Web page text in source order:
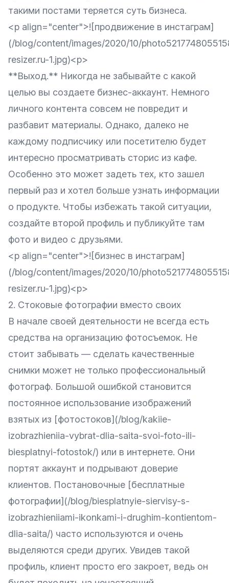
такими постами теряется суть бизнеса.
<p align="center">![продвижение в инстаграм]
(/blog/content/images/2020/10/
resizer.ru-1.jpg)<p>
**Выход.** Никогда не забывайте с какой
целью вы создаете бизнес-аккаунт. Немного
личного контента совсем не повредит и
разбавит материалы. Однако, далеко не
каждому подписчику или посетителю будет
интересно просматривать сторис из кафе.
Особенно это может задеть тех, кто зашел
первый раз и хотел больше узнать информации
о продукте. Чтобы избежать такой ситуации,
создайте второй профиль и публикуйте там
фото и видео с друзьями.
<p align="center">![бизнес в инстаграм]
(/blog/content/images/2020/10/
resizer.ru-1.jpg)<p>
2. Стоковые фотографии вместо своих
В начале своей деятельности не всегда есть
средства на организацию фотосъемок. Не
стоит забывать — сделать качественные
снимки может не только профессиональный
фотограф. Большой ошибкой становится
постоянное использование изображений
взятых из [фотостоков](/blog/kakiie-
izobrazhieniia-vybrat-dlia-saita-svoi-foto-ili-
biesplatnyi-fotostok/) или в интернете. Они
портят аккаунт и подрывают доверие
клиентов. Постановочные [бесплатные
фотографии](/blog/biesplatnyie-siervisy-s-
izobrazhieniiami-ikonkami-i-drughim-kontientom-
dlia-saita/) часто используются и очень
выделяются среди других. Увидев такой
профиль, клиент просто его закроет, ведь он